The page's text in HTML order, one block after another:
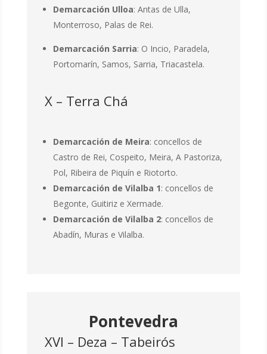
Demarcación Ulloa: Antas de Ulla,
Monterroso, Palas de Rei.
Demarcación Sarria: O Incio, Paradela,
Portomarín, Samos, Sarria, Triacastela.
X – Terra Chá
Demarcación de Meira: concellos de
Castro de Rei, Cospeito, Meira, A Pastoriza,
Pol, Ribeira de Piquín e Riotorto.
Demarcación de Vilalba 1: concellos de
Begonte, Guitiriz e Xermade.
Demarcación de Vilalba 2: concellos de
Abadín, Muras e Vilalba.
Pontevedra
XVI – Deza – Tabeirós